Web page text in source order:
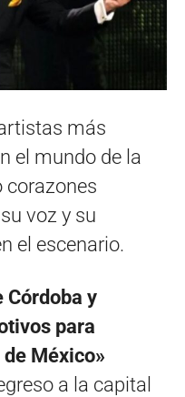
más
el mundo de la
corazones
voz y su
el escenario.
Córdoba y
para
México»
a la capital